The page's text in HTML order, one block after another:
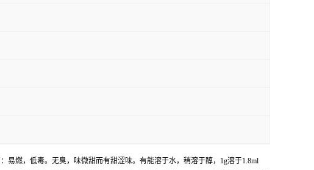
易燃，低毒。无臭，味微甜而有甜涩味。有能溶于水，稍溶于醇，1g溶于1.8ml